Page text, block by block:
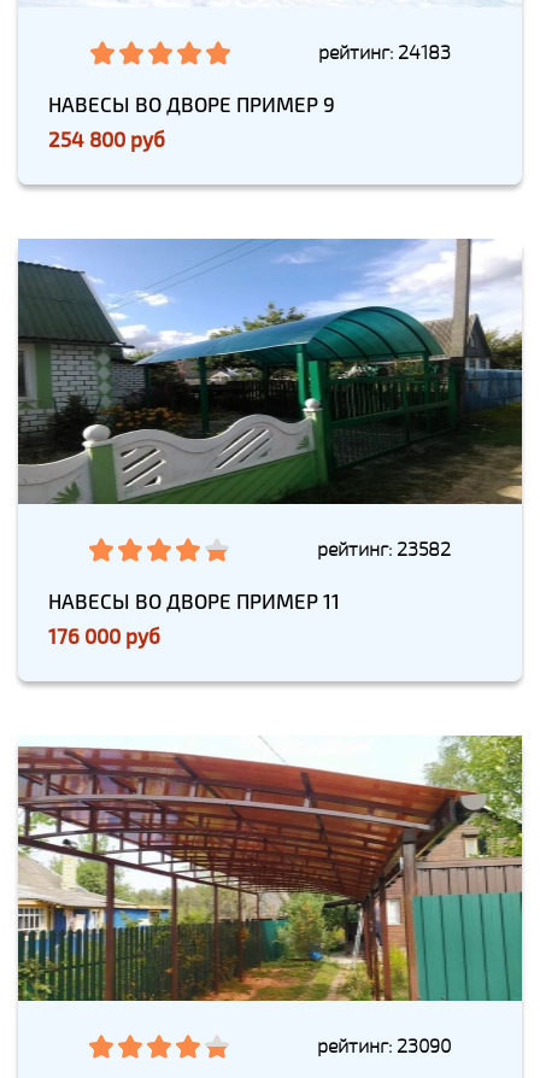
рейтинг: 24183
НАВЕСЫ ВО ДВОРЕ ПРИМЕР 9
254 800 руб
рейтинг: 23582
НАВЕСЫ ВО ДВОРЕ ПРИМЕР 11
176 000 руб
рейтинг: 23090